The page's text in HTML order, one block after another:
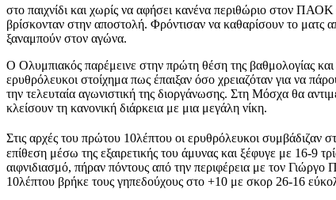
στο παιχνίδι και χωρίς να αφήσει κανένα περιθώριο στον
βρίσκονταν στην αποστολή. Φρόντισαν να καθαρίσουν το ματς
ξαναμπούν στον αγώνα.
Ο Ολυμπιακός παρέμεινε στην πρώτη θέση της βαθμολογίας
ερυθρόλευκοι στοίχημα πως έπαιξαν όσο χρειαζόταν για να
την τελευταία αγωνιστική της διοργάνωσης. Στη Μόσχα θα
κλείσουν τη κανονική διάρκεια με μια μεγάλη νίκη.
Στις αρχές του πρώτου 10λέπτου οι ερυθρόλευκοι
επίθεση μέσω της εξαιρετικής του άμυνας και ξέφυγε με 16-9
αιφνιδιασμό, πήραν πόντους από την περιφέρεια με τον
10λέπτου βρήκε τους γηπεδούχους στο +10 με σκορ 26-16